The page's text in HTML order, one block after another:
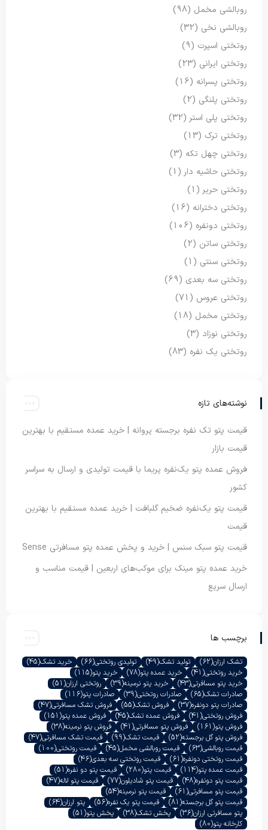
روبالشی مخمل (98)
روبالشی نخی (32)
روتختی اسپرت (9)
روتختی ایرانی (23)
روتختی پسرانه (16)
روتختی پلنگی (2)
روتختی پلی استر (32)
روتختی ترک (13)
روتختی چهل تکه (3)
روتختی حاشیه دار (1)
روتختی حریر (1)
روتختی دخترانه (16)
روتختی دونفره (106)
روتختی ساتن (2)
روتختی سنتی (1)
روتختی سه بعدی (69)
روتختی عروس (71)
روتختی مخمل (18)
روتختی نوزاد (3)
روتختی یک نفره (83)
نوشته‌های تازه
قیمت پتو تک نفره برجسته پروانه | خرید عمده مستقیم با بهترین
قیمت بازار
فروش عمده پتو یک‌نفره پریما با قیمت تولیدی و ارسال به سراسر
کشور
قیمت پتو یک‌نفره ضخیم گلبافت | خرید عمده مستقیم با بهترین
قیمت
قیمت پتو سبک سنس | خرید و پخش عمده پتو مسافرتی Sense
خرید عمده پتو مینک برای موکب‌های اربعین | قیمت مناسب و
ارسال سریع
برچسب ها
تشک ارزان(62) تولید تشک(49) تولیدی روتختی(66) خرید تشک(45)
خرید روتختی(41) خرید عمده پتو(78) خرید پتو(115)
خرید پتو مسافرتی(43) خرید پتو نرمینه(39) روتختی ارزان(51)
صادرات تشک(65) صادرات روتختی(39) صادرات پتو(116)
صادرات پتو دونفره(37) فروش تشک(55) فروش تشک مسافرتی(47)
فروش روتختی(41) فروش عمده تشک(45) فروش عمده پتو(151)
فروش پتو(161) فروش پتو مسافرتی(41) فروش پتو نرمینه(38)
فروش پتو گل برجسته(52) قیمت تشک(99) قیمت تشک مسافرتی(47)
قیمت روبالشی(63) قیمت روبالشی مخمل(45) قیمت روتختی(100)
قیمت روتختی دونفره(61) قیمت روتختی سه بعدی(46)
قیمت عمده پتو(114) قیمت پتو(280) قیمت پتو دو نفره(51)
قیمت پتو دونفره(48) قیمت پتو شادیلون(77) قیمت پتو لاله(47)
قیمت پتو مسافرتی(61) قیمت پتو نرمینه(54)
قیمت پتو گل برجسته(81) قیمت پتو یک نفره(56) پتو ارزان(64)
پتو مسافرتی ارزان(36) پخش تشک(38) پخش پتو(51)
کارخانه پتو(80)